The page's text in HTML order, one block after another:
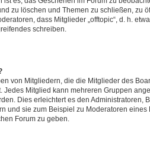
zu löschen und Themen zu schließen, zu
dass Mitglieder „offtopic“, d. h.
schreiben.
von Mitgliedern, die die Mitglieder des
Jedes Mitglied kann mehreren Gruppen
Dies erleichtert es den Administratoren,
und sie zum Beispiel zu Moderatoren
Forum zu geben.